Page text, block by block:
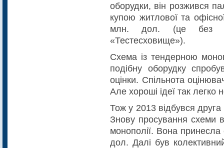
оборудки, він розжився
купою житлової та
млн. дол. (це без
«Тестесховище»).
Схема із тендерною
подібну оборудку
оцінки. Спільнота
Але хороші ідеї так легко
Тож у 2013 відбувся
Знову просування схеми
монополії. Вона
дол. Далі був